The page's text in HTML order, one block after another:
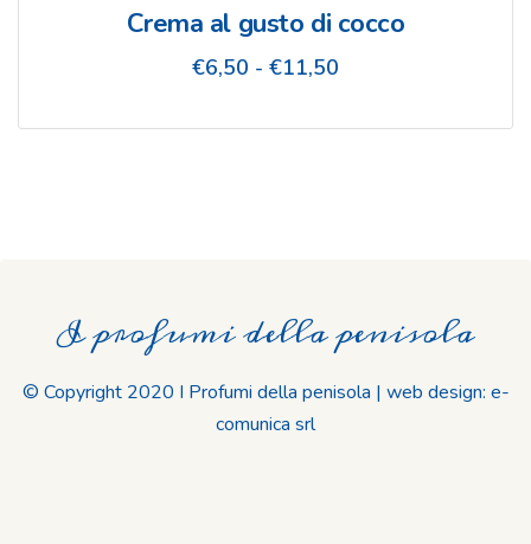
€11,50
Crema al gusto di cocco
€6,50 - €11,50
prezzo:
I profumi della penisola
© Copyright 2020 I Profumi della penisola | web design: e-
comunica srl